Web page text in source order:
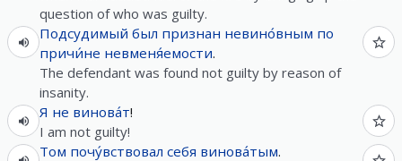
question of who was guilty.
Подсудимый был признан невино́вным по
причи́не невменя́емости.
The defendant was found not guilty by reason of
insanity.
Я не винова́т!
I am not guilty!
Том почу́вствовал себя винова́тым.